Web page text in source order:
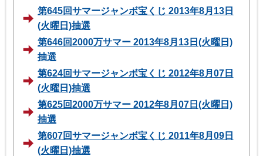
第645回サマージャンボ宝くじ 2013年8月13日
(火曜日)抽選
第646回2000万サマー 2013年8月13日(火曜日)
抽選
第624回サマージャンボ宝くじ 2012年8月07日
(火曜日)抽選
第625回2000万サマー 2012年8月07日(火曜日)
抽選
第607回サマージャンボ宝くじ 2011年8月09日
(火曜日)抽選